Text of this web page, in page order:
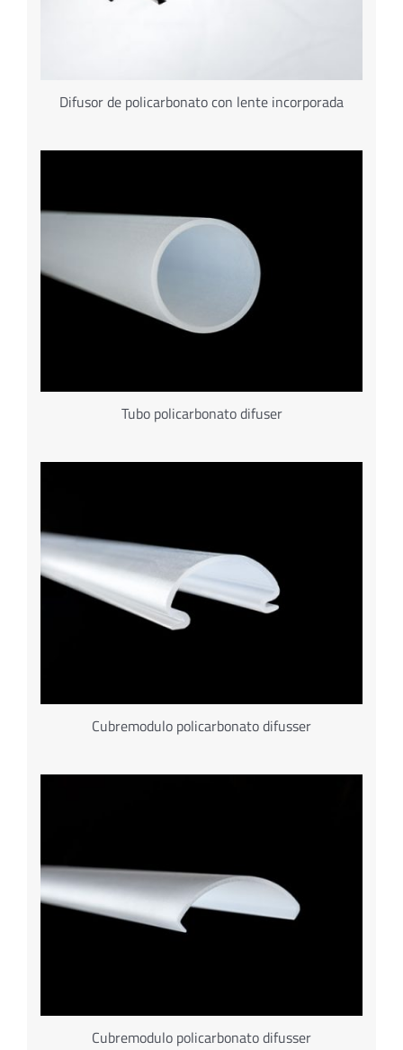
Difusor de policarbonato con lente incorporada
Tubo policarbonato difuser
Cubremodulo policarbonato difusser
Cubremodulo policarbonato difusser